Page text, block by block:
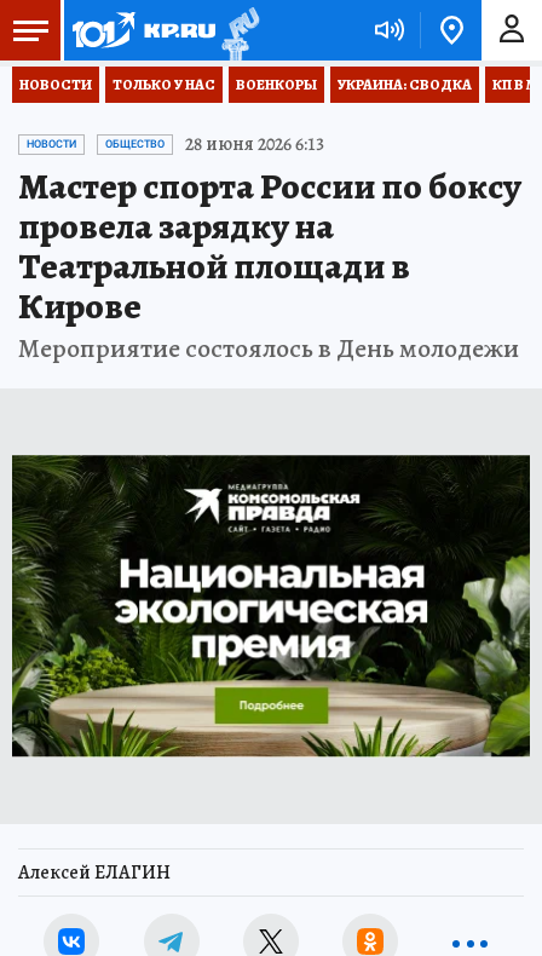
НОВОСТИ ТОЛЬКО У НАС ВОЕНКОРЫ УКРАИНА: СВОДКА КП В
НОВОСТИ ОБЩЕСТВО 28 июня 2026 6:13
Мастер спорта России по боксу
провела зарядку на
Театральной площади в
Кирове
Мероприятие состоялось в День молодежи
Алексей ЕЛАГИН